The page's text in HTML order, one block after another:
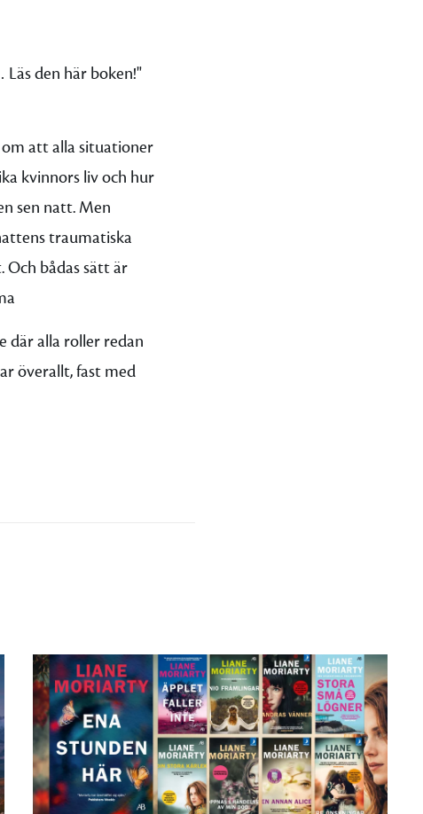
den här boken!"
om att alla situationer
kvinnors liv och hur
sen natt. Men
traumatiska
Och bådas sätt är
där alla roller redan
överallt, fast med